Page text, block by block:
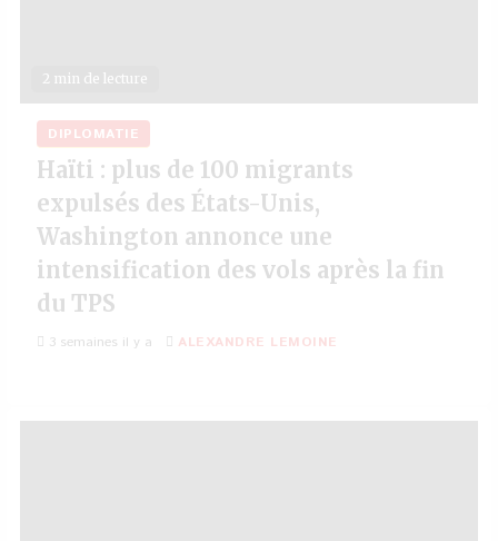
2 min de lecture
DIPLOMATIE
Haïti : plus de 100 migrants
expulsés des États-Unis,
Washington annonce une
intensification des vols après la fin
du TPS
3 semaines il y a ALEXANDRE LEMOINE